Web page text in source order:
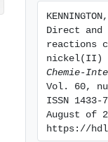
Direct
reactions
nickel(II)
Chemie-
Vol. 60,
ISSN
August of
https://